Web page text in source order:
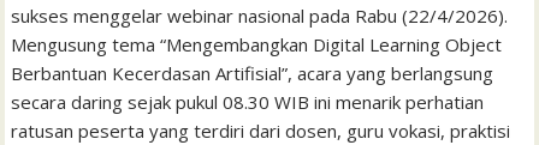
sukses menggelar webinar nasional pada Rabu (22/4/2026).
Mengusung tema “Mengembangkan Digital Learning Object
Berbantuan Kecerdasan Artifisial”, acara yang berlangsung
secara daring sejak pukul 08.30 WIB ini menarik perhatian
ratusan peserta yang terdiri dari dosen, guru vokasi, praktisi